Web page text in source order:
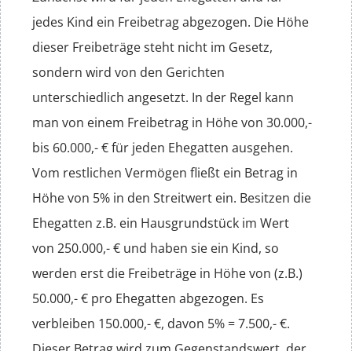
jedes Kind ein Freibetrag abgezogen. Die Höhe
dieser Freibeträge steht nicht im Gesetz,
sondern wird von den Gerichten
unterschiedlich angesetzt. In der Regel kann
man von einem Freibetrag in Höhe von 30.000,-
bis 60.000,- € für jeden Ehegatten ausgehen.
Vom restlichen Vermögen fließt ein Betrag in
Höhe von 5% in den Streitwert ein. Besitzen die
Ehegatten z.B. ein Hausgrundstück im Wert
von 250.000,- € und haben sie ein Kind, so
werden erst die Freibeträge in Höhe von (z.B.)
50.000,- € pro Ehegatten abgezogen. Es
verbleiben 150.000,- €, davon 5% = 7.500,- €.